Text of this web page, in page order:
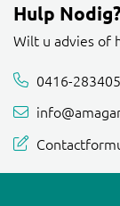
Hulp Nodig?
Wilt u advies of
0416-283405